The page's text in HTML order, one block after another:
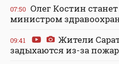
07:50 Олег Костин
министром
09:41
Жители
задыхаются из-за